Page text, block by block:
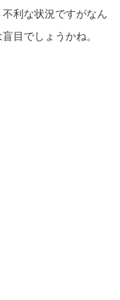
利な状況ですがなん
目でしょうかね。